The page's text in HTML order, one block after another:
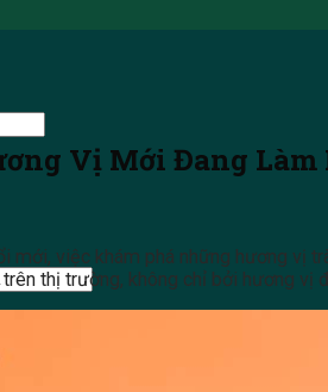
Vị Mới Đang Làm
mới, việc khám phá những hương vị
thị trường, không chỉ bởi hương